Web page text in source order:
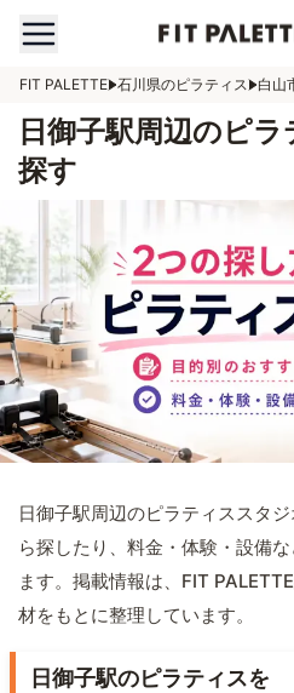
FIT PALETTE 石川県のピラティス 白山
日御子駅周辺のピ
探す
日御子駅周辺のピラティススタ
ら探したり、料金・体験・設備
ます。掲載情報は、FIT
材をもとに整理しています。
日御子駅のピラティスを